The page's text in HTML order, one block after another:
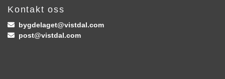
Kontakt oss
 bygdelaget@vistdal.com
 post@vistdal.com